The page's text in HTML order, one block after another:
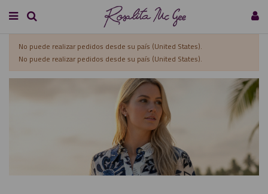
No puede realizar pedidos desde su país (United States).
No puede realizar pedidos desde su país (United States).